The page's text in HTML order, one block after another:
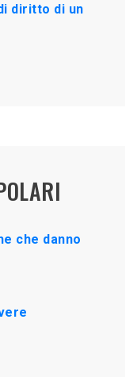
diritto di un
che danno